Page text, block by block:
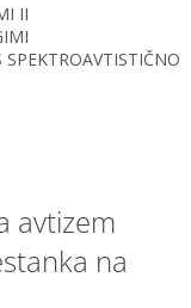
II
SPEKTROAVTISTIČNO
avtizem
na